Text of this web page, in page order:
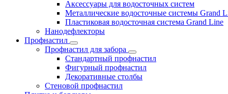
Аксессуары для водосточных систем
Металлические водосточные системы Grand
Пластиковая водосточная система Grand Line
Нанодефлекторы
Профнастил
Профнастил для забора
Стандартный профнастил
Фигурный профнастил
Декоративные столбы
Стеновой профнастил